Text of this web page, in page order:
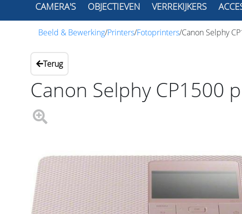
CAMERA'S OBJECTIEVEN VERREKIJKERS
Beeld & Bewerking/Printers/Fotoprinters/Canon Selphy
Terug
Canon Selphy CP1500